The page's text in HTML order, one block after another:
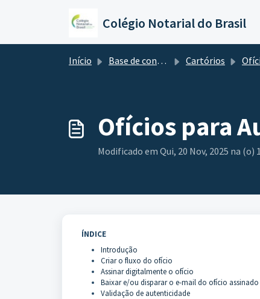
Colégio Notarial do Brasil
Início Base de conhecimento Cartórios Ofícios
Ofícios para
Modificado em Qui, 20 Nov, 2025 na (o)
ÍNDICE
Introdução
Criar o fluxo do ofício
Assinar digitalmente o ofício
Baixar e/ou disparar o e-mail do ofício assinado
Validação de autenticidade